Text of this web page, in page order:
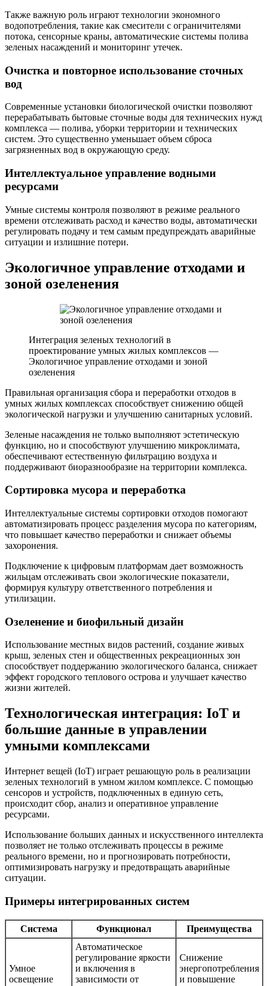
Также важную роль играют технологии экономного
водопотребления, такие как смесители с ограничителями
потока, сенсорные краны, автоматические системы полива
зеленых насаждений и мониторинг утечек.
Очистка и повторное использование сточных
вод
Современные установки биологической очистки позволяют
перерабатывать бытовые сточные воды для технических нужд
комплекса — полива, уборки территории и технических
систем. Это существенно уменьшает объем сброса
загрязненных вод в окружающую среду.
Интеллектуальное управление водными
ресурсами
Умные системы контроля позволяют в режиме реального
времени отслеживать расход и качество воды, автоматически
регулировать подачу и тем самым предупреждать аварийные
ситуации и излишние потери.
Экологичное управление отходами и
зоной озеленения
Интеграция зеленых технологий в
проектирование умных жилых комплексов —
Экологичное управление отходами и зоной
озеленения
Правильная организация сбора и переработки отходов в
умных жилых комплексах способствует снижению общей
экологической нагрузки и улучшению санитарных условий.
Зеленые насаждения не только выполняют эстетическую
функцию, но и способствуют улучшению микроклимата,
обеспечивают естественную фильтрацию воздуха и
поддерживают биоразнообразие на территории комплекса.
Сортировка мусора и переработка
Интеллектуальные системы сортировки отходов помогают
автоматизировать процесс разделения мусора по категориям,
что повышает качество переработки и снижает объемы
захоронения.
Подключение к цифровым платформам дает возможность
жильцам отслеживать свои экологические показатели,
формируя культуру ответственного потребления и
утилизации.
Озеленение и биофильный дизайн
Использование местных видов растений, создание живых
крыш, зеленых стен и общественных рекреационных зон
способствует поддержанию экологического баланса, снижает
эффект городского теплового острова и улучшает качество
жизни жителей.
Технологическая интеграция: IoT и
большие данные в управлении
умными комплексами
Интернет вещей (IoT) играет решающую роль в реализации
зеленых технологий в умном жилом комплексе. С помощью
сенсоров и устройств, подключенных в единую сеть,
происходит сбор, анализ и оперативное управление
ресурсами.
Использование больших данных и искусственного интеллекта
позволяет не только отслеживать процессы в режиме
реального времени, но и прогнозировать потребности,
оптимизировать нагрузку и предотвращать аварийные
ситуации.
Примеры интегрированных систем
Система Функционал Преимущества
Умное
освещение
Автоматическое
регулирование яркости
и включения в
зависимости от
Снижение
энергопотребления
и повышение